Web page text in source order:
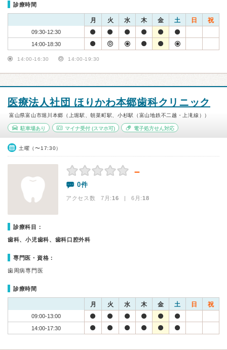
診療時間
月 火 水 木 金 土 日 祝
09:30-12:30
14:00-18:30
14:00-16:30 14:00-19:30
医療法人社団 ほりかわ本郷歯科クリニック
富山県富山市堀川本郷（上堀駅、朝菜町駅、小杉駅（富山地鉄不二越・上滝線））
駐車場あり マイナ受付(スマホ可) 電子処方せん対応
土曜（〜17:30）
－
0件
アクセス数 7月:16 | 6月:18
診療科目：
歯科、小児歯科、歯科口腔外科
専門医・資格：
歯周病専門医
診療時間
月 火 水 木 金 土 日 祝
09:00-13:00
14:00-17:30